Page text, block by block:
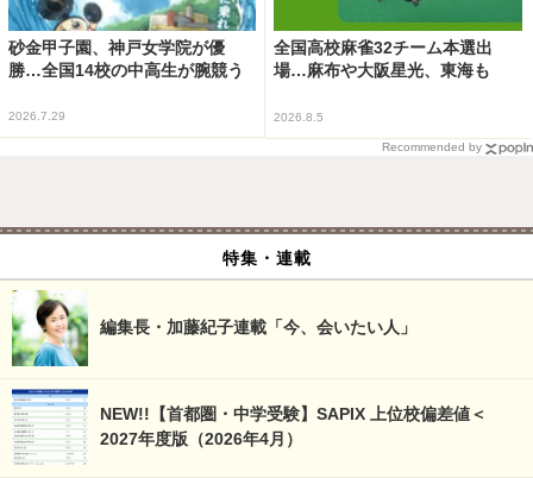
砂金甲子園、神戸女学院が優
勝…全国14校の中高生が腕競う
2026.7.29
全国高校麻雀32チーム本選出
場…麻布や大阪星光、東海も
2026.8.5
Recommended by
特集・連載
編集長・加藤紀子連載「今、会いたい人」
NEW!!【首都圏・中学受験】SAPIX 上位校偏差値＜
2027年度版（2026年4月）